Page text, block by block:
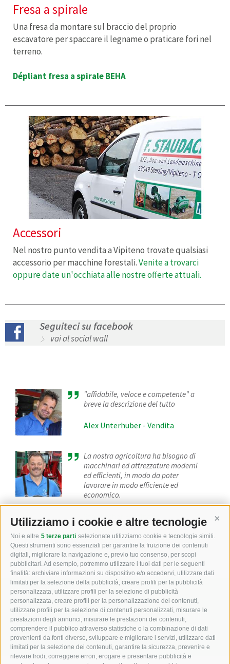
Utilizziamo i cookie e altre tecnologie
Noi e altre 5 terze parti selezionate utilizziamo cookie e tecnologie simili.
Questi strumenti sono essenziali per garantire la fruizione dei contenuti
digitali, migliorare la navigazione e, previo tuo consenso, per scopi
pubblicitari. Ad esempio, potremmo utilizzare i tuoi dati per le seguenti
finalità: archiviare informazioni su dispositivo e/o accedervi, utilizzare dati
limitati per la selezione della pubblicità, creare profili per la pubblicità
personalizzata, utilizzare profili per la selezione di pubblicità
personalizzata, creare profili per la personalizzazione dei contenuti,
utilizzare profili per la selezione di contenuti personalizzati, misurare le
prestazioni degli annunci, misurare le prestazioni dei contenuti,
comprendere il pubblico attraverso statistiche o la combinazione di dati
provenienti da fonti diverse, sviluppare e migliorare i servizi, utilizzare dati
limitati per la selezione dei contenuti, garantire la sicurezza, prevenire e
rilevare frodi, correggere errori, erogare e presentare pubblicità e
Fresa a spirale
Una fresa da montare sul braccio del proprio
escavatore per spaccare il legname o praticare fori nel
terreno.
Dépliant fresa a spirale BEHA
Accessori
Nel nostro punto vendita a Vipiteno trovate qualsiasi
accessorio per macchine forestali.Venite a trovarci
oppure date un'occhiata alle nostre offerte attuali.
Seguiteci su facebook
vai al social wall
"affidabile, veloce e competente" a
breve la descrizione del tutto
Alex Unterhuber - Vendita
La nostra agricoltura ha bisogno di
macchinari ed attrezzature moderni
ed efficienti, in modo da poter
lavorare in modo efficiente ed
economico.
Staudacher Ferdinand - il
fondatore
Macchine agricole e edili
Zona industriale campi di sotto via Fugger 18
I-39049Alto Adige (BZ)